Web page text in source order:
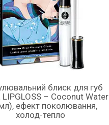
блиск для губ
LIPGLOSS – Coconut Water
ефект поколювання,
холод-тепло